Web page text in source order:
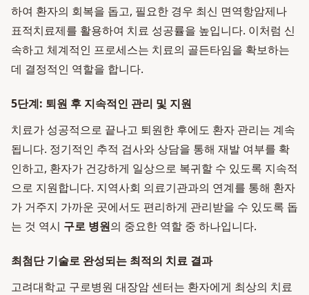
하여 환자의 회복을 돕고, 필요한 경우 최신 면역항암제나
표적치료제를 활용하여 치료 성공률을 높입니다. 이처럼 신
속하고 체계적인 프로세스는 치료의 골든타임을 확보하는
데 결정적인 역할을 합니다.
5단계: 퇴원 후 지속적인 관리 및 지원
치료가 성공적으로 끝나고 퇴원한 후에도 환자 관리는 계속
됩니다. 정기적인 추적 검사와 상담을 통해 재발 여부를 확
인하고, 환자가 건강하게 일상으로 복귀할 수 있도록 지속적
으로 지원합니다. 지역사회 의료기관과의 연계를 통해 환자
가 거주지 가까운 곳에서도 편리하게 관리받을 수 있도록 돕
는 것 역시 구로 병원의 중요한 역할 중 하나입니다.
최첨단 기술로 완성되는 최적의 치료 결과
고려대학교 구로병원 대장암 센터는 환자에게 최상의 치료